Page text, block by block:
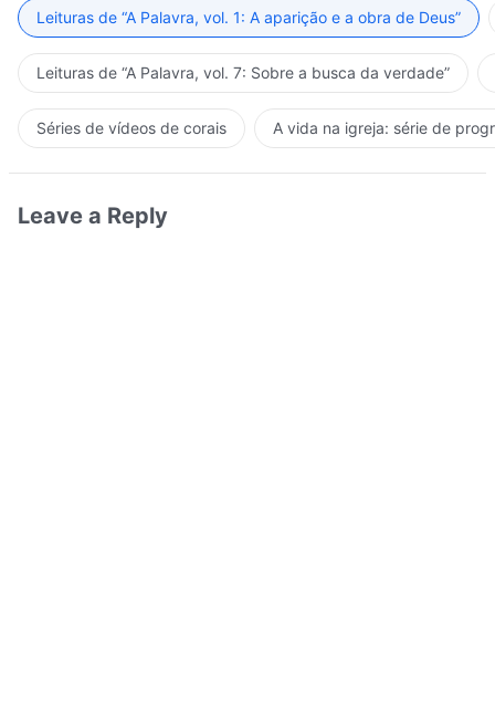
encontrou uma maneira
de sobreviver?
Leituras de “A Palavra, vol. 1: A aparição e a obra de Deus”
Leituras de “A Palavra, vol. 7: Sobre a busca da verdade”
Séries de vídeos de corais A vida na igreja: série de
Leave a Reply